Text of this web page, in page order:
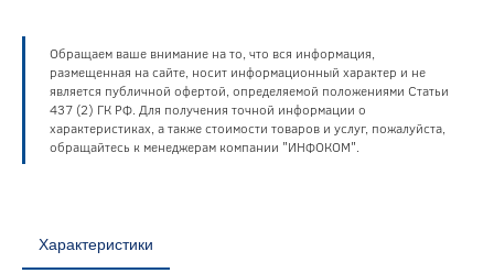
Обращаем ваше внимание на то, что вся информация,
размещенная на сайте, носит информационный характер и не
является публичной офертой, определяемой положениями Статьи
437 (2) ГК РФ. Для получения точной информации о
характеристиках, а также стоимости товаров и услуг, пожалуйста,
обращайтесь к менеджерам компании "ИНФОКОМ".
Характеристики